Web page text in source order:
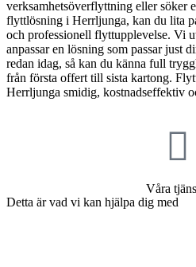
verksamhetsöverflyttning eller
flyttlösning i Herrljunga, kan du lita
och professionell flyttupplevelse. Vi
anpassar en lösning som passar just
redan idag, så kan du känna full
från första offert till sista kartong.
Herrljunga smidig, kostnadseffektiv
Våra
Detta är vad vi kan hjälpa dig med